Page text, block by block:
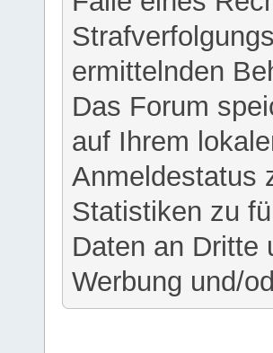
ermittelnden
Das Forum
auf Ihrem
Anmeldestatus
Statistiken zu
Daten an Dritte
Werbung und/